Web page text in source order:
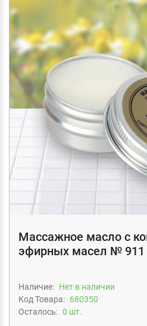
Массажное масло с
эфирных масел № 911
Наличие: Нет в наличии
Код Товара: 680350
Осталось: 0 шт.